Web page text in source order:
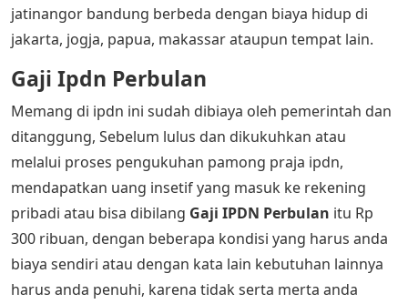
jatinangor bandung berbeda dengan biaya hidup di
jakarta, jogja, papua, makassar ataupun tempat lain.
Gaji Ipdn Perbulan
Memang di ipdn ini sudah dibiaya oleh pemerintah dan
ditanggung, Sebelum lulus dan dikukuhkan atau
melalui proses pengukuhan pamong praja ipdn,
mendapatkan uang insetif yang masuk ke rekening
pribadi atau bisa dibilang Gaji IPDN Perbulan itu Rp
300 ribuan, dengan beberapa kondisi yang harus anda
biaya sendiri atau dengan kata lain kebutuhan lainnya
harus anda penuhi, karena tidak serta merta anda